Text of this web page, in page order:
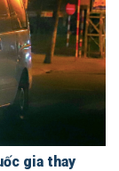
gia thay